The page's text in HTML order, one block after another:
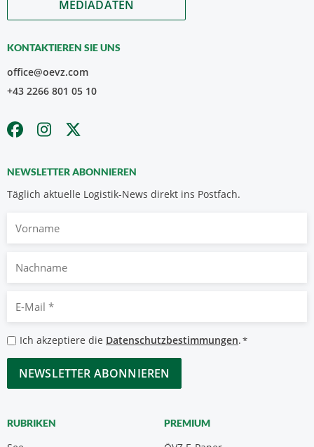
MEDIADATEN
KONTAKTIEREN SIE UNS
office@oevz.com
+43 2266 801 05 10
NEWSLETTER ABONNIEREN
Täglich aktuelle Logistik-News direkt ins Postfach.
Nachname
Mail
*
Datenschutzbestimmungen
*
Ich akzeptiere die Datenschutzbestimmungen.*
CAPTCHA
RUBRIKEN PREMIUM